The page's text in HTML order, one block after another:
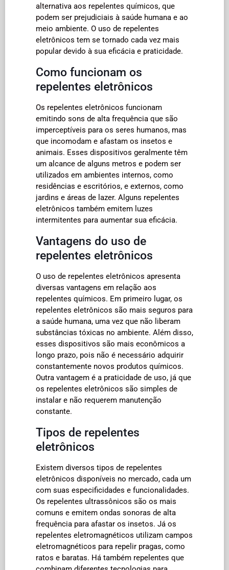
alternativa aos repelentes químicos, que
podem ser prejudiciais à saúde humana e ao
meio ambiente. O uso de repelentes
eletrônicos tem se tornado cada vez mais
popular devido à sua eficácia e praticidade.
Como funcionam os
repelentes eletrônicos
Os repelentes eletrônicos funcionam
emitindo sons de alta frequência que são
imperceptíveis para os seres humanos, mas
que incomodam e afastam os insetos e
animais. Esses dispositivos geralmente têm
um alcance de alguns metros e podem ser
utilizados em ambientes internos, como
residências e escritórios, e externos, como
jardins e áreas de lazer. Alguns repelentes
eletrônicos também emitem luzes
intermitentes para aumentar sua eficácia.
Vantagens do uso de
repelentes eletrônicos
O uso de repelentes eletrônicos apresenta
diversas vantagens em relação aos
repelentes químicos. Em primeiro lugar, os
repelentes eletrônicos são mais seguros para
a saúde humana, uma vez que não liberam
substâncias tóxicas no ambiente. Além disso,
esses dispositivos são mais econômicos a
longo prazo, pois não é necessário adquirir
constantemente novos produtos químicos.
Outra vantagem é a praticidade de uso, já que
os repelentes eletrônicos são simples de
instalar e não requerem manutenção
constante.
Tipos de repelentes
eletrônicos
Existem diversos tipos de repelentes
eletrônicos disponíveis no mercado, cada um
com suas especificidades e funcionalidades.
Os repelentes ultrassônicos são os mais
comuns e emitem ondas sonoras de alta
frequência para afastar os insetos. Já os
repelentes eletromagnéticos utilizam campos
eletromagnéticos para repelir pragas, como
ratos e baratas. Há também repelentes que